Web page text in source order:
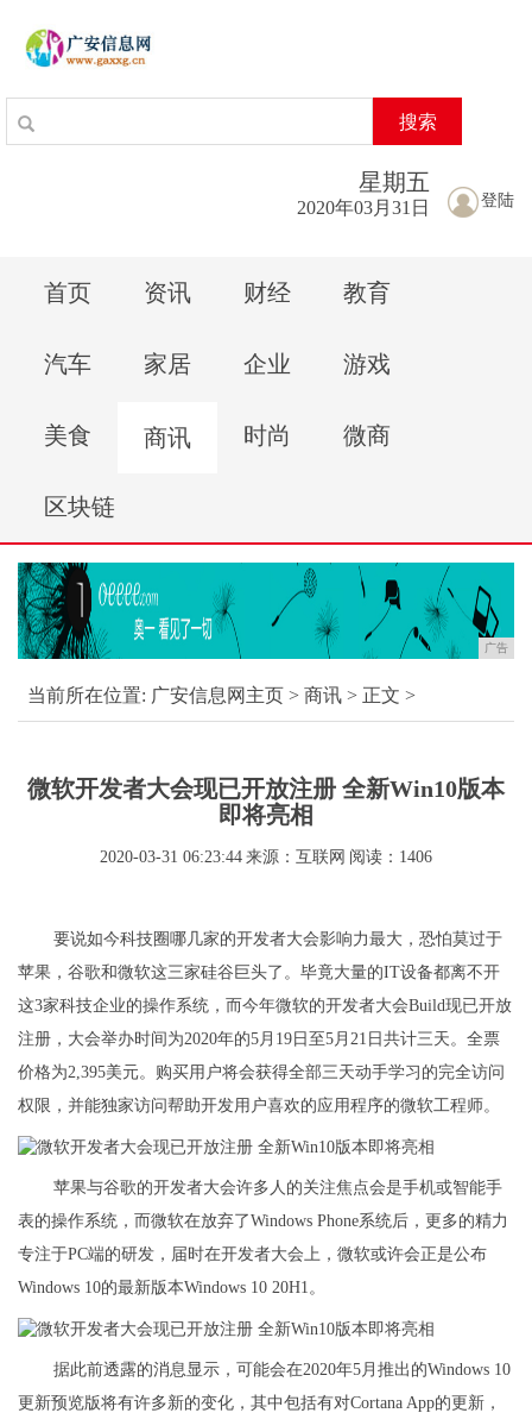
搜索
登陆
星期五
2020年03月31日
首页 资讯 财经 教育
汽车 家居 企业 游戏
美食 商讯 时尚 微商
区块链
广告
当前所在位置: 广安信息网主页 > 商讯 > 正文 >
微软开发者大会现已开放注册 全新Win10版本
即将亮相
2020-03-31 06:23:44 来源：互联网 阅读：1406
要说如今科技圈哪几家的开发者大会影响力最大，恐怕莫过于
苹果，谷歌和微软这三家硅谷巨头了。毕竟大量的IT设备都离不开
这3家科技企业的操作系统，而今年微软的开发者大会Build现已开放
注册，大会举办时间为2020年的5月19日至5月21日共计三天。全票
价格为2,395美元。购买用户将会获得全部三天动手学习的完全访问
权限，并能独家访问帮助开发用户喜欢的应用程序的微软工程师。
苹果与谷歌的开发者大会许多人的关注焦点会是手机或智能手
表的操作系统，而微软在放弃了Windows Phone系统后，更多的精力
专注于PC端的研发，届时在开发者大会上，微软或许会正是公布
Windows 10的最新版本Windows 10 20H1。
据此前透露的消息显示，可能会在2020年5月推出的Windows 10
更新预览版将有许多新的变化，其中包括有对Cortana App的更新，